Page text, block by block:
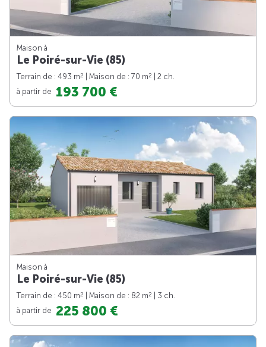
Maison à
Le Poiré-sur-Vie (85)
Terrain de : 493 m2 | Maison de : 70 m2
| 2 ch.
à partir de 193 700 €
Maison à
Le Poiré-sur-Vie (85)
Terrain de : 450 m2 | Maison de : 82 m2
| 3 ch.
à partir de 225 800 €